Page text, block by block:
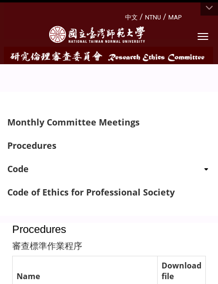
中文 / NTNU / MAP
Monthly Committee Meetings
Procedures
Code
Code of Ethics for Professional Society
Procedures
審查標準作業程序
Name
Download
file